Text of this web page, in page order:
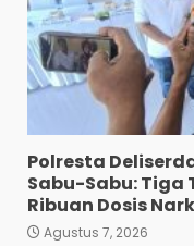
Polresta
Sabu-Sabu: Tiga
Ribuan Dosis
Agustus 7, 2026